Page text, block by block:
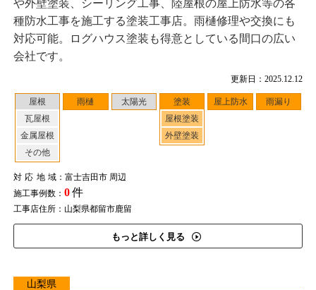
更新日：2025.12.12
屋根
瓦屋根
金属屋根
その他
雨樋 太陽光
塗装
屋根塗装
外壁塗装
屋上防水 雨漏り
対応地域：富士吉田市 周辺
施工事例数： 0件
工事店住所：山梨県都留市鹿留
もっと詳しく見る
や外壁塗装、シーリング工事、陸屋根の屋上防水等の各
種防水工事を施工する塗装工事店。雨樋修理や交換にも
対応可能。ログハウス塗装も得意としている間口の広い
会社です。
山梨県